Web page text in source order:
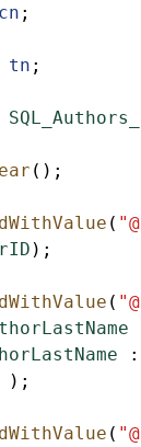
cn ;
tn ;
();
(
);
(
:
);
(